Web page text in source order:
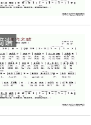
谱